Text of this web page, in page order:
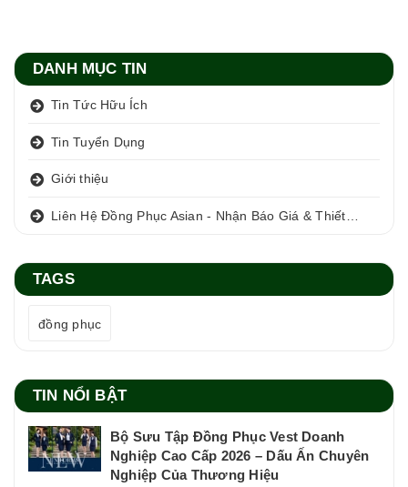
DANH MỤC TIN
Tin Tức Hữu Ích
Tin Tuyển Dụng
Giới thiệu
TAGS
đồng phục
TIN NỔI BẬT
Bộ Sưu Tập Đồng Phục Vest Doanh
Nghiệp Cao Cấp 2026 – Dấu Ấn Chuyên
Nghiệp Của Thương Hiệu